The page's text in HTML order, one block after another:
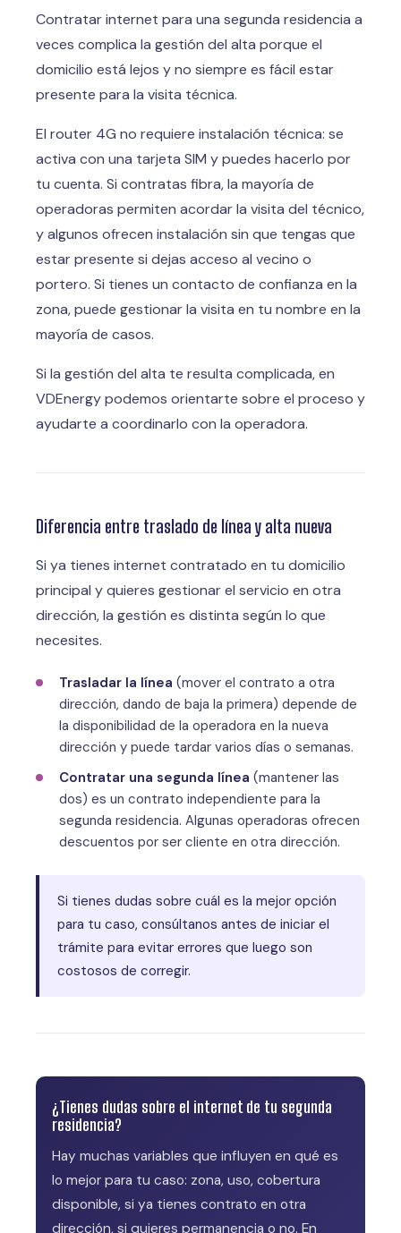
Contratar internet para una segunda residencia a
veces complica la gestión del alta porque el
domicilio está lejos y no siempre es fácil estar
presente para la visita técnica.
El router 4G no requiere instalación técnica: se
activa con una tarjeta SIM y puedes hacerlo por
tu cuenta. Si contratas fibra, la mayoría de
operadoras permiten acordar la visita del técnico,
y algunos ofrecen instalación sin que tengas que
estar presente si dejas acceso al vecino o
portero. Si tienes un contacto de confianza en la
zona, puede gestionar la visita en tu nombre en la
mayoría de casos.
Si la gestión del alta te resulta complicada, en
VDEnergy podemos orientarte sobre el proceso y
ayudarte a coordinarlo con la operadora.
Diferencia entre traslado de línea y alta nueva
Si ya tienes internet contratado en tu domicilio
principal y quieres gestionar el servicio en otra
dirección, la gestión es distinta según lo que
necesites.
Trasladar la línea (mover el contrato a otra
dirección, dando de baja la primera) depende de
la disponibilidad de la operadora en la nueva
dirección y puede tardar varios días o semanas.
Contratar una segunda línea (mantener las
dos) es un contrato independiente para la
segunda residencia. Algunas operadoras ofrecen
descuentos por ser cliente en otra dirección.
Si tienes dudas sobre cuál es la mejor opción
para tu caso, consúltanos antes de iniciar el
trámite para evitar errores que luego son
costosos de corregir.
¿Tienes dudas sobre el internet de tu segunda
residencia?
Hay muchas variables que influyen en qué es
lo mejor para tu caso: zona, uso, cobertura
disponible, si ya tienes contrato en otra
dirección, si quieres permanencia o no. En